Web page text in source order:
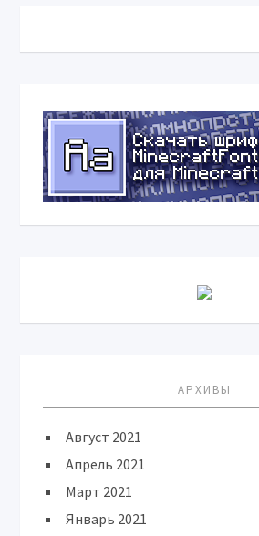
АРХИВЫ
Август 2021
Апрель 2021
Март 2021
Январь 2021